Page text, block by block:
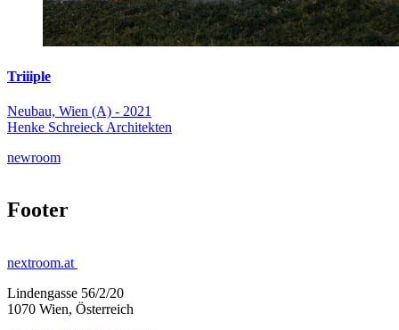
Triiiple
Neubau, Wien (A) - 2021
Henke Schreieck Architekten
newroom
Footer
nextroom.at
Lindengasse 56/2/20
1070 Wien, Österreich